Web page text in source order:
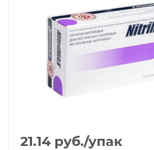
21.14 руб./упак